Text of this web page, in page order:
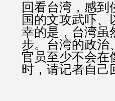
回看台湾，感
国的文攻武吓
幸的是，台湾虽
步。台湾的政治
官员至少不会在
时，请记者自己